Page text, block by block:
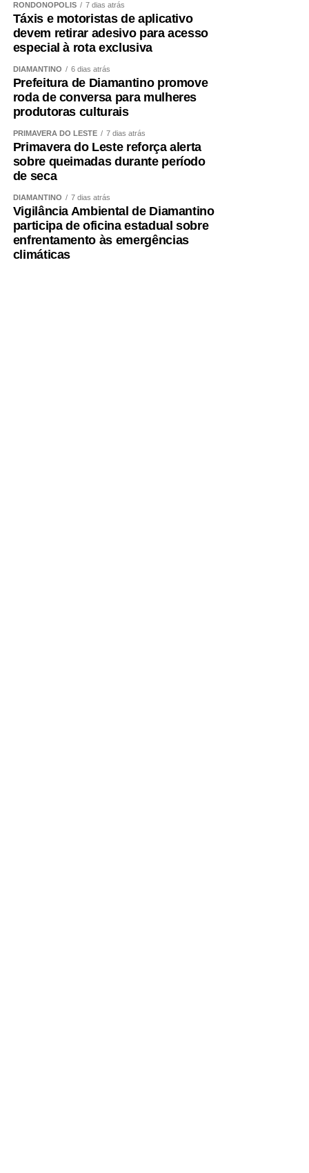
Twitter
Messenger
LinkedIn
Share
RONDONÓPOLIS 7 dias atrás
Táxis e motoristas de aplicativo
devem retirar adesivo para acesso
especial à rota exclusiva
DIAMANTINO 6 dias atrás
Prefeitura de Diamantino promove
roda de conversa para mulheres
produtoras culturais
PRIMAVERA DO LESTE 7 dias atrás
Primavera do Leste reforça alerta
sobre queimadas durante período
de seca
DIAMANTINO 7 dias atrás
Vigilância Ambiental de Diamantino
participa de oficina estadual sobre
enfrentamento às emergências
climáticas